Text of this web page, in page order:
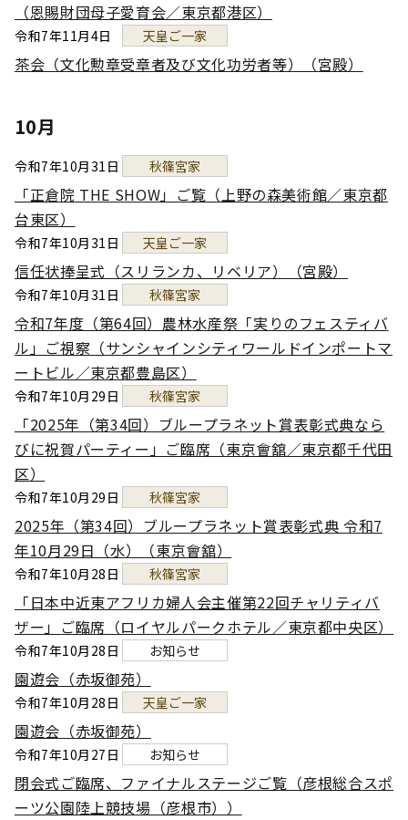
（恩賜財団母子愛育会／東京都港区）
令和7年11月4日 天皇ご一家
茶会（文化勲章受章者及び文化功労者等）（宮殿）
10月
令和7年10月31日 秋篠宮家
「正倉院 THE SHOW」ご覧（上野の森美術館／東京都
台東区）
令和7年10月31日 天皇ご一家
信任状捧呈式（スリランカ、リベリア）（宮殿）
令和7年10月31日 秋篠宮家
令和7年度（第64回）農林水産祭「実りのフェスティバ
ル」ご視察（サンシャインシティワールドインポートマ
ートビル／東京都豊島区）
令和7年10月29日 秋篠宮家
「2025年（第34回）ブループラネット賞表彰式典なら
びに祝賀パーティー」ご臨席（東京會舘／東京都千代田
区）
令和7年10月29日 秋篠宮家
2025年（第34回）ブループラネット賞表彰式典 令和7
年10月29日（水）（東京會舘）
令和7年10月28日 秋篠宮家
「日本中近東アフリカ婦人会主催第22回チャリティバ
ザー」ご臨席（ロイヤルパークホテル／東京都中央区）
令和7年10月28日 お知らせ
園遊会（赤坂御苑）
令和7年10月28日 天皇ご一家
園遊会（赤坂御苑）
令和7年10月27日 お知らせ
閉会式ご臨席、ファイナルステージご覧（彦根総合スポ
ーツ公園陸上競技場（彦根市））